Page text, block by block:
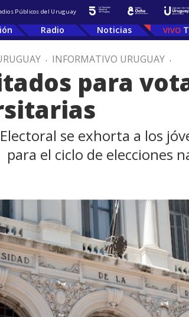
Públicos del Uruguay
Radio Noticias
. INFORMATIVO URUGUAY .
para
se exhorta a los
el ciclo de elecciones